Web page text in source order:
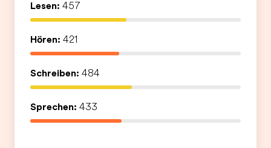
Lesen: 457
Hören: 421
Schreiben: 484
Sprechen: 433